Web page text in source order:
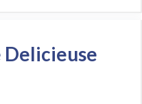
Delicieuse